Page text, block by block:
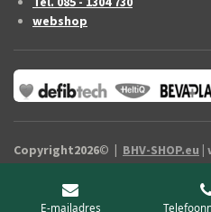
webshop
Copyright2026© | BHV-SHOP.eu |
artikelen Drenthe / vermelde
E-mailadres